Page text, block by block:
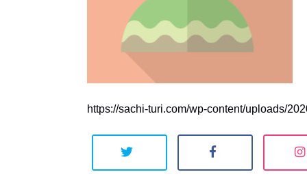
https://sachi-turi.com/wp-content/uploads/